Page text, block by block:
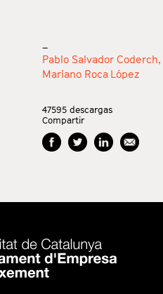
_
Pablo Salvador Coderch,
Mariano Roca López
47595 descargas
Compartir